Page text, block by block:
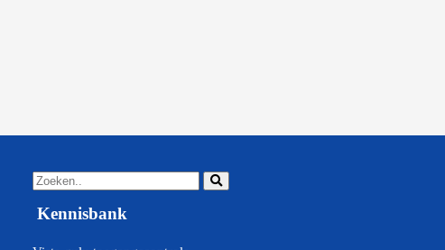
Kennisbank